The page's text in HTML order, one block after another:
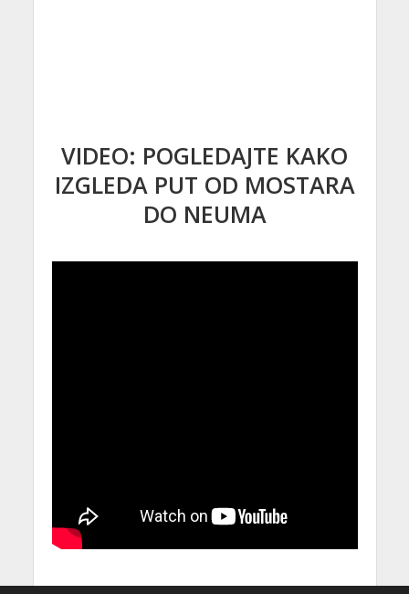
VIDEO: POGLEDAJTE KAKO
IZGLEDA PUT OD MOSTARA
DO NEUMA